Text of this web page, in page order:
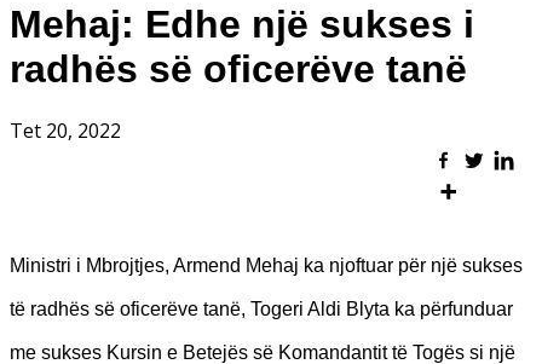
Mehaj: Edhe një sukses i
radhës së oficerëve tanë
Tet 20, 2022
Ministri i Mbrojtjes, Armend Mehaj ka njoftuar për një sukses
të radhës së oficerëve tanë, Togeri Aldi Blyta ka përfunduar
me sukses Kursin e Betejës së Komandantit të Togës si një